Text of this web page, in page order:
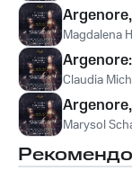
Magdalena
Claudia
Marysol